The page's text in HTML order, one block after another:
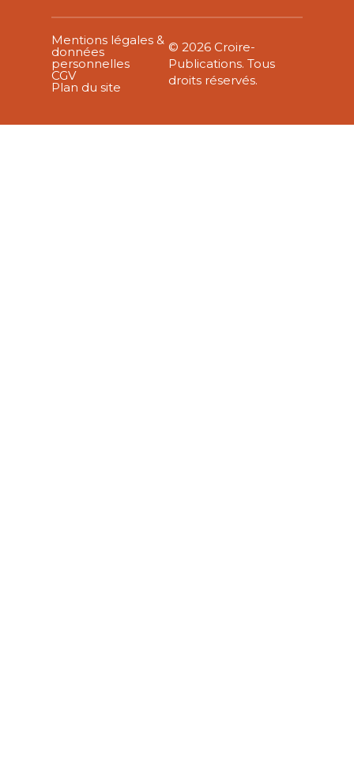
Mentions légales &
données
personnelles
CGV
Plan du site
© 2026 Croire-
Publications. Tous
droits réservés.